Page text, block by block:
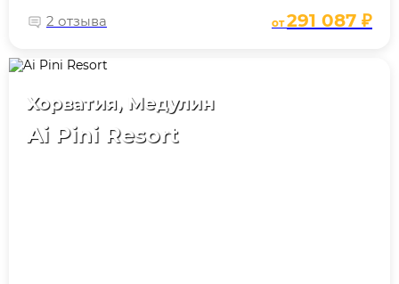
2 отзыва от291 087 ₽
Хорватия, Медулин
Ai Pini Resort